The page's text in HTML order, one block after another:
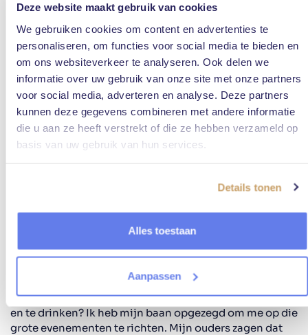
Deze website maakt gebruik van cookies
We gebruiken cookies om content en advertenties te
personaliseren, om functies voor social media te bieden en
om ons websiteverkeer te analyseren. Ook delen we
informatie over uw gebruik van onze site met onze partners
voor social media, adverteren en analyse. Deze partners
kunnen deze gegevens combineren met andere informatie
die u aan ze heeft verstrekt of die ze hebben verzameld op
basis van uw gebruik van hun services.
Details tonen
Alles toestaan
Aanpassen
“Als ondernemer weet je ook
gewoon niet alles. We zitten
met zijn allen op kantoor, we
vragen dingen aan elkaar. We
werken echt samen.”
eigenlijk automatisch in. De zaak zat elke dag vol. Ik
opende de zaak en sloot af. Ik zorgde ervoor dat het
evenementen en merkte dat ik dat echt boeiend vond.
Hoe stuur je zo’n grote massa? Hoe geef je die te eten
en te drinken? Ik heb mijn baan opgezegd om me op die
grote evenementen te richten. Mijn ouders zagen dat